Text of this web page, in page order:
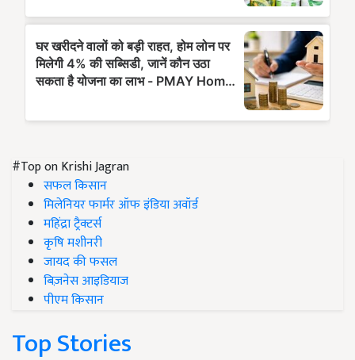
#Top on Krishi Jagran
सफल किसान
मिलेनियर फार्मर ऑफ इंडिया अवॉर्ड
महिंद्रा ट्रैक्टर्स
कृषि मशीनरी
जायद की फसल
बिज़नेस आइडियाज
पीएम किसान
Top Stories